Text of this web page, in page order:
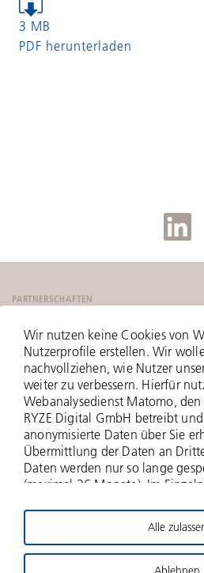
3 MB
PDF herunterladen
PARTNERSCHAFTEN
© 2026 Deutsche Beteiligungs
Wir nutzen keine Cookies von
Nutzerprofile erstellen. Wir
nachvollziehen, wie Nutzer
weiter zu verbessern. Hierfür
Webanalysedienst Matomo,
RYZE Digital GmbH betreibt
anonymisierte Daten über Sie
Übermittlung der Daten an
Daten werden nur so lange
(maximal 36 Monate). Im
werden erfasst), zu
Verweildauer hierauf,
Suchanfragen und Downloads,
Interaktionen auf der Website,
Alle